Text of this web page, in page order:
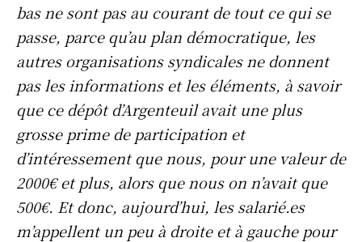
bas ne sont pas au courant de tout ce qui se
passe, parce qu’au plan démocratique, les
autres organisations syndicales ne donnent
pas les informations et les éléments, à savoir
que ce dépôt d’Argenteuil avait une plus
grosse prime de participation et
d’intéressement que nous, pour une valeur de
2000€ et plus, alors que nous on n’avait que
500€. Et donc, aujourd’hui, les salarié.es
m’appellent un peu à droite et à gauche pour